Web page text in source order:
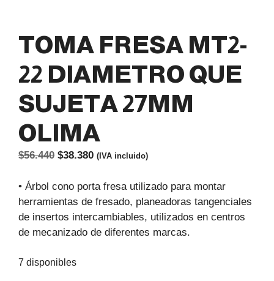
TOMA FRESA MT2-
22 DIAMETRO QUE
SUJETA 27MM
OLIMA
$56.440 El
original
era:
$56.440.
$38.380El
actual
es:
$38.380.
(IVA incluido)
• Árbol cono porta fresa utilizado para montar
herramientas de fresado, planeadoras tangenciales
de insertos intercambiables, utilizados en centros
de mecanizado de diferentes marcas.
7 disponibles